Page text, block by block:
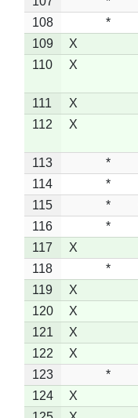
108
*
109
X
110
X
111 X
112
X
113
*
114
*
115
*
116
*
117
X
118
*
119
X
120
X
121
X
122
X
123
*
124
X